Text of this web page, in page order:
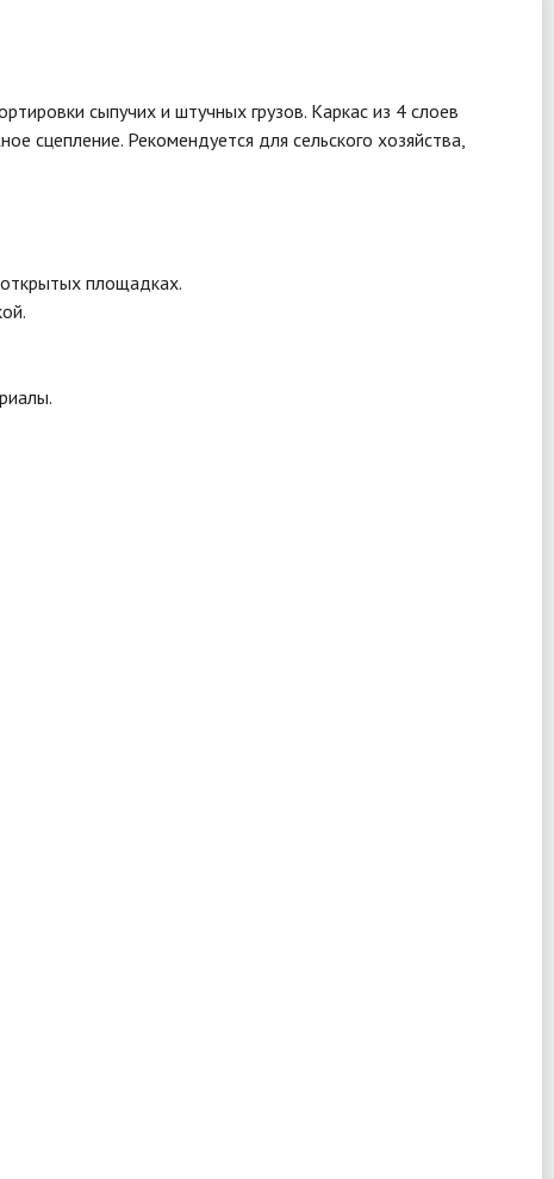
сыпучих и штучных грузов. Каркас из 4 слоев
сцепление. Рекомендуется для сельского хозяйства,
площадках.